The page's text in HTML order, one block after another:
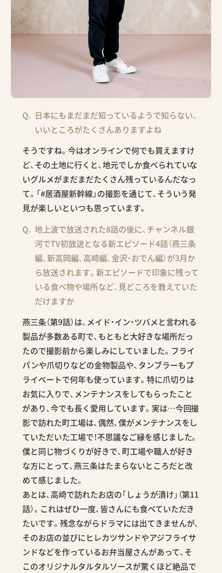
日本にもまだまだ知っているようで知らない、
いいところがたくさんありますよね
そうですね。今はオンラインで何でも買えますけ
ど、その土地に行くと、地元でしか食べられていな
いグルメがまだまだたくさん残っているんだなっ
て。「#居酒屋新幹線」の撮影を通じて、そういう発
見が楽しいといつも思っています。
地上波で放送された8話の後に、チャンネル銀
河でTV初放送となる新エピソード4話（燕三条
編、新高岡編、高崎編、金沢・おでん編）が3月か
ら放送されます。新エピソードで印象に残って
いる食べ物や場所など、見どころを教えていた
だけますか
燕三条（第9話）は、メイド・イン・ツバメと言われる
製品が多数ある町で、もともと大好きな場所だっ
たので撮影前から楽しみにしていました。フライ
パンや爪切りなどの金物製品や、タンブラーもプ
ライベートで何年も使っています。特に爪切りは
お気に入りで、メンテナンスをしてもらったこと
があり、今でも長く愛用しています。実は…今回撮
影で訪れた町工場は、偶然、僕がメンテナンスをし
ていただいた工場で！不思議なご縁を感じました。
僕と同じ物づくりが好きで、町工場や職人が好き
な方にとって、燕三条はたまらないところだと改
めて感じました。
あとは、高崎で訪れたお店の「しょうが漬け」（第11
話）。これはぜひ一度、皆さんにも食べていただき
たいです。残念ながらドラマには出てきませんが、
そのお店の並びにヒレカツサンドやアジフライサ
ンドなどを作っているお弁当屋さんがあって、そ
このオリジナルタルタルソースが驚くほど絶品で